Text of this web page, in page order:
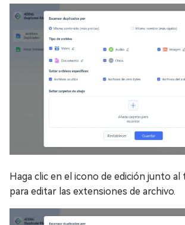
Haga clic en el icono de edición junto al
para editar las extensiones de archivo.